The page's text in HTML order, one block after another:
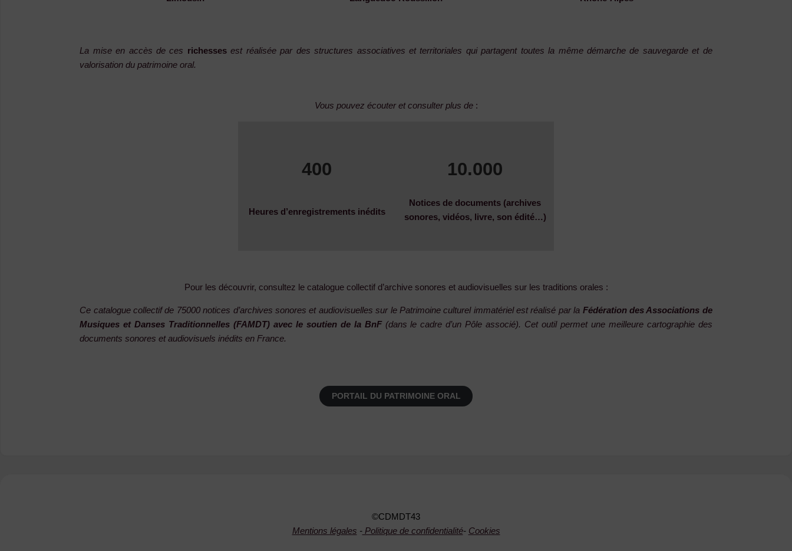
La mise en accès de ces richessesest réalisée par des structures associatives et territoriales qui partagent toutes la même démarche de sauvegarde et de
valorisation du patrimoine oral.
Vous pouvez écouter et consulter plus de :
400
Heures d’enregistrements inédits
10.000
Notices de documents (archives
sonores, vidéos, livre, son édité…)
Pour les découvrir, consultez le catalogue collectif d’archive sonores et audiovisuelles sur les traditions orales :
Ce catalogue collectif de 75000 notices d’archives sonores et audiovisuelles sur le Patrimoine culturel immatériel est réalisé par la Fédération des Associations de
Musiques et Danses Traditionnelles (FAMDT) avec le soutien de la BnF(dans le cadre d’un Pôle associé). Cet outil permet une meilleure cartographie des
documents sonores et audiovisuels inédits en France.
PORTAIL DU PATRIMOINE ORAL
©CDMDT43
Mentions légales -Politique de confidentialité- Cookies